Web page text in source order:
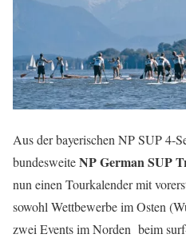
Aus der bayerischen NP SUP 4-
bundesweiteNP German SUP
nun einen Tourkalender mit
sowohl Wettbewerbe im Osten
zwei Events im Norden beim